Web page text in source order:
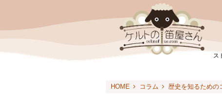
ス
HOME コラム 歴史を知るための